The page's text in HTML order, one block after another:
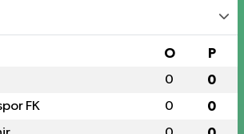
O P
0 0
FK 0 0